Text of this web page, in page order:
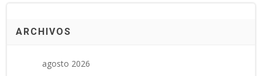
ARCHIVOS
agosto 2026